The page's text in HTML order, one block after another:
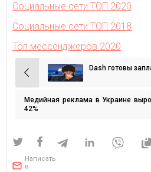
Социальные сети ТОП 2020
Социальные сети ТОП 2018
Топ мессенджеров 2020
Навигация
по
записям
Dash готовы
Медийная реклама в Украине
42%
Написать
в